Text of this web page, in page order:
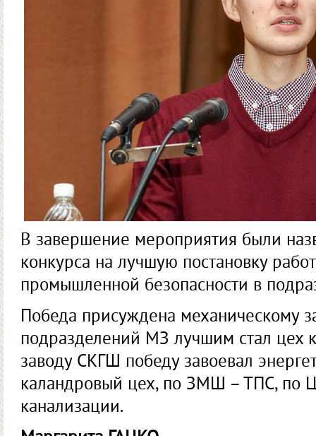
В завершение мероприятия были
конкурса на лучшую постановку
промышленной безо­пасности в
Победа присуждена механическому
подразделений МЗ лучшим стал цех
заводу СКГШ победу завоевал
каландровый цех, по ЗМШ – ТПС, по
канализации.